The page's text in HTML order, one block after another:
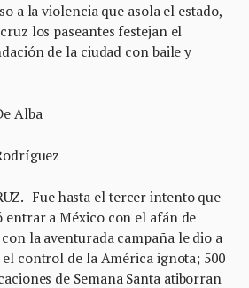
a la violencia que asola el estado,
los paseantes festejan el
de la ciudad con baile y
Alba
Fue hasta el tercer intento que
a México con el afán de
la aventurada campaña le dio a
el control de la América ignota; 500
de Semana Santa atiborran